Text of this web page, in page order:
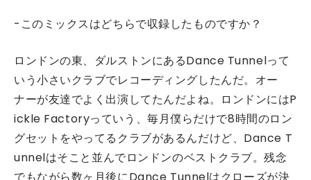
-このミックスはどちらで収録したものですか？
ロンドンの東、ダルストンにあるDance Tunnelって
いう小さいクラブでレコーディングしたんだ。オー
ナーが友達でよく出演してたんだよね。ロンドンにはP
ickle Factoryっていう、毎月僕らだけで8時間のロン
グセットをやってるクラブがあるんだけど、Dance T
unnelはそこと並んでロンドンのベストクラブ。残念